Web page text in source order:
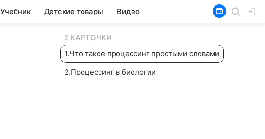
Учебник Детские товары Видео
2 КАРТОЧКИ
1.Что такое процессинг простыми словами
2.Процессинг в биологии